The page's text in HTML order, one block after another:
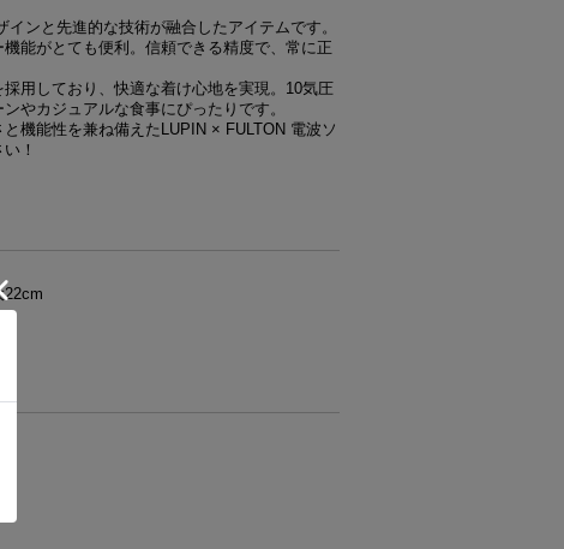
ンと先進的な技術が融合したアイテムです。
能がとても便利。信頼できる精度で、常に正
用しており、快適な着け心地を実現。10気圧
やカジュアルな食事にぴったりです。
機能性を兼ね備えたLUPIN × FULTON 電波ソ
！
22cm